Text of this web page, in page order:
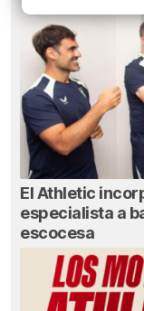
El Athletic
especialista a
escocesa